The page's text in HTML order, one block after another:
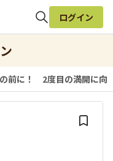
検索
ログイン
前に！ 2度目の満開に向